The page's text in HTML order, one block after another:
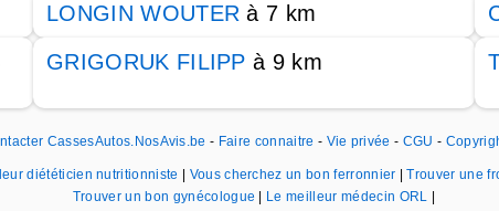
LONGIN WOUTER à 7 km
GRIGORUK FILIPP à 9 km
CassesAutos.NosAvis.be - Faire connaitre - Vie privée - CGU -
diététicien nutritionniste Vous cherchez un bon ferronnier |Trouver une
Trouver un bon gynécologue
Le meilleur médecin ORL